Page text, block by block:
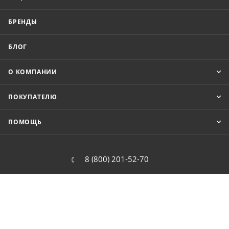
БРЕНДЫ
БЛОГ
О КОМПАНИИ
ПОКУПАТЕЛЮ
ПОМОЩЬ
8 (800) 201-52-70
order@cit.ru